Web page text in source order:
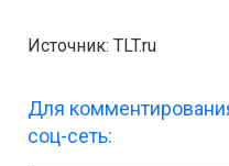
Источник: TLT.ru
Для
соц-сеть: